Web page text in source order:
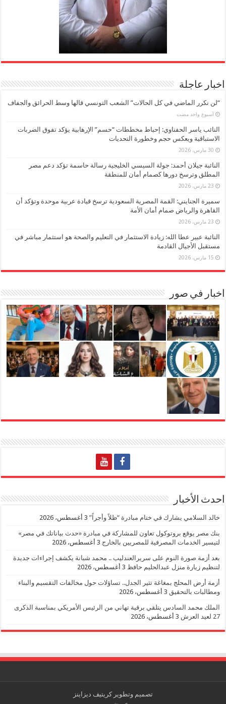
اخبار عاجلة
“لن نكرر الماضي في كل الحالات” الشعب التونسي قالها وسط الحرائق والجفاف
‏أسبوع واحد مضت
النائب ياسر الحفناوي: إحباط مخططات “حسم” الإرهابية يؤكد تفوق الضربات
الاستباقية ويعكس حجم وخطورة التحديات
30 مارس، 2026
النائبة جيلان أحمد: جولة السيسي الخليجية رسالة حاسمة تؤكد دعم مصر
المطلق وترسخ دورها كصمام أمان للمنطقة
23 مارس، 2026
سميرة الجنايني: القمة المصرية السعودية ترسخ قيادة عربية موحدة وتؤكد أن
القاهرة والرياض صمام أمان الأمة
23 مارس، 2026
النائبة عبير عطا الله: زيادة الاستثمار في التعليم والصحة هو استثمار مباشر في
مستقبل الأجيال القادمة
15 مارس، 2026
اخبار في صور
احدث الأخبار
خالد السلامي يشارك في ختام مبادرة “ظلاً وأجراً” 3 أغسطس، 2026
بنك مصر يوقع بروتوكول تعاون للمشاركة في مبادرة «حدث بياناتك في مصر»
لتيسير الخدمات المصرفية للمصريين بالخارج 3 أغسطس، 2026
بعد أزمة صورة النوم على سريرالعندليب .. محمد شبانة يكشف إجراءات جديدة
لتنظيم زيارة منزل عبدالحليم حافظ 3 أغسطس، 2026
أزمة أرض المحلج بمغاغة تثير الجدل.. تساؤلات حول مخالفات التقسيم والبناء
ومطالبات بالتحقيق 3 أغسطس، 2026
الملك محمد السادس يتلقي برقية تهاني من الرئيس الأمريكي بمناسبة الذكرى
27 لعيد العرش
3 أغسطس، 2026
تصميم وتطويركريتيف ديزاينز